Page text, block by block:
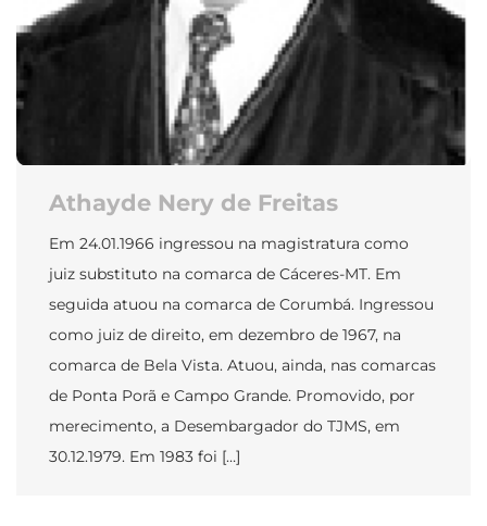
Athayde Nery de Freitas
Em 24.01.1966 ingressou na magistratura como
juiz substituto na comarca de Cáceres-MT. Em
seguida atuou na comarca de Corumbá. Ingressou
como juiz de direito, em dezembro de 1967, na
comarca de Bela Vista. Atuou, ainda, nas comarcas
de Ponta Porã e Campo Grande. Promovido, por
merecimento, a Desembargador do TJMS, em
30.12.1979. Em 1983 foi […]